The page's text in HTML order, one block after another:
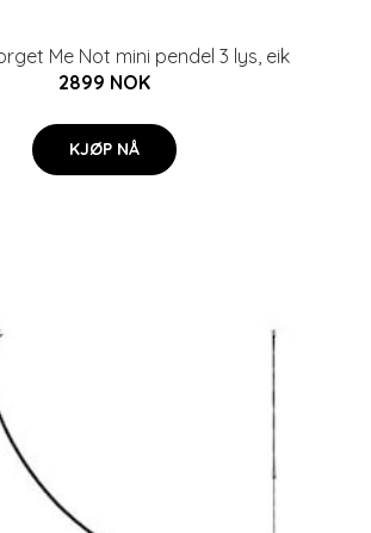
Me Not mini pendel 3 lys, eik
2899 NOK
KJØP NÅ